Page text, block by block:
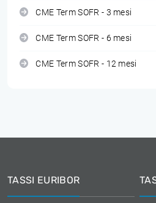
CME Term SOFR - 3 mesi
CME Term SOFR - 6 mesi
CME Term SOFR - 12 mesi
TASSI EURIBOR